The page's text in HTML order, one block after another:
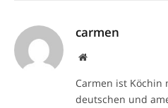
carmen
Website
Carmen ist
deutschen und